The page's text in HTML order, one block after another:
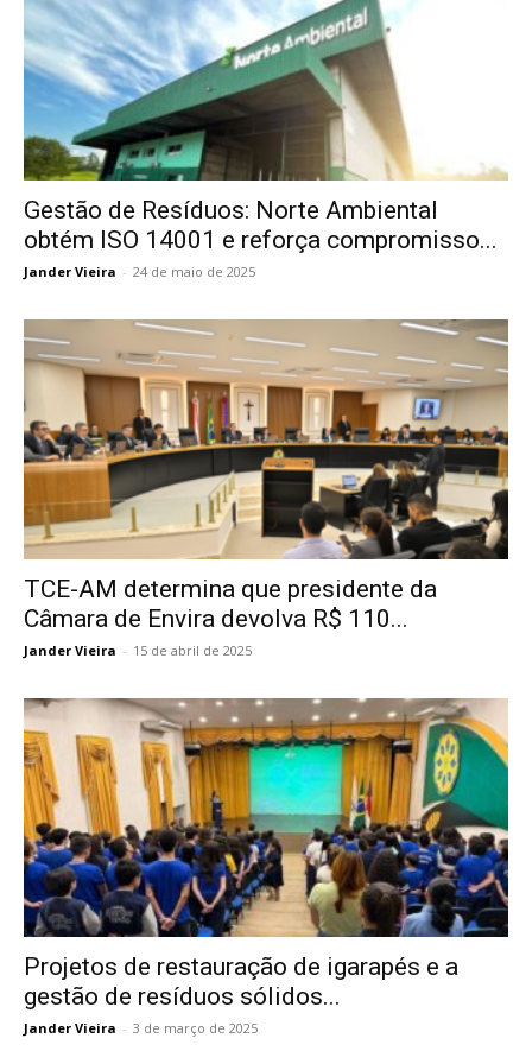
Gestão de Resíduos: Norte Ambiental
obtém ISO 14001 e reforça compromisso...
Jander Vieira - 24 de maio de 2025
TCE-AM determina que presidente da
Câmara de Envira devolva R$ 110...
Jander Vieira - 15 de abril de 2025
Projetos de restauração de igarapés e a
gestão de resíduos sólidos...
Jander Vieira - 3 de março de 2025